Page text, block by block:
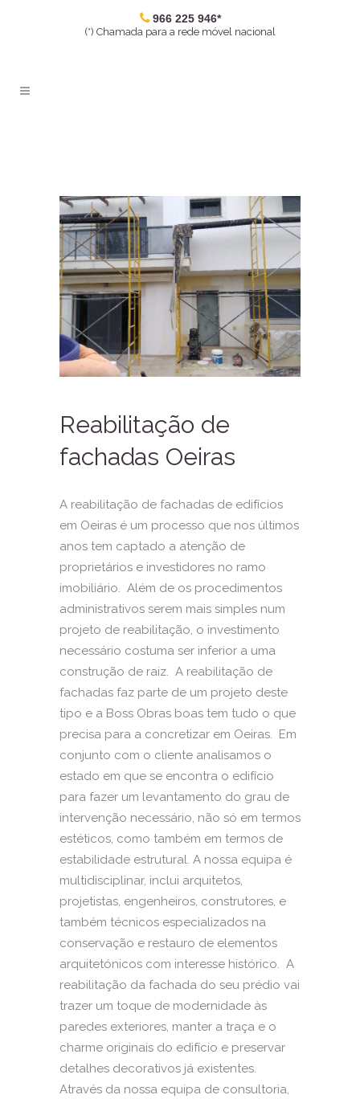
966 225 946*
(*) Chamada para a rede móvel nacional
Reabilitação de
fachadas Oeiras
A reabilitação de fachadas de edifícios
em Oeiras é um processo que nos últimos
anos tem captado a atenção de
proprietários e investidores no ramo
imobiliário. Além de os procedimentos
administrativos serem mais simples num
projeto de reabilitação, o investimento
necessário costuma ser inferior a uma
construção de raiz. A reabilitação de
fachadas faz parte de um projeto deste
tipo e a Boss Obras boas tem tudo o que
precisa para a concretizar em Oeiras. Em
conjunto com o cliente analisamos o
estado em que se encontra o edifício
para fazer um levantamento do grau de
intervenção necessário, não só em termos
estéticos, como também em termos de
estabilidade estrutural. A nossa equipa é
multidisciplinar, inclui arquitetos,
projetistas, engenheiros, construtores, e
também técnicos especializados na
conservação e restauro de elementos
arquitetónicos com interesse histórico. A
reabilitação da fachada do seu prédio vai
trazer um toque de modernidade às
paredes exteriores, manter a traça e o
charme originais do edifício e preservar
detalhes decorativos já existentes.
Através da nossa equipa de consultoria,